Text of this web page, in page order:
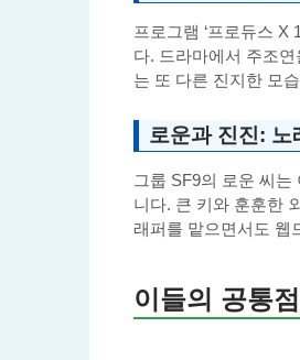
프로그램 ‘프로듀스
다. 드라마에서 주조
는 또 다른 진지한 모
로운과 진진: 노
그룹 SF9의 로운 씨
니다. 큰 키와 훈훈한
래퍼를 맡으면서도 웹
이들의 공통